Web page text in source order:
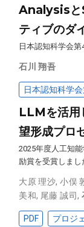
Analysisと
ティブのダ
日本認知科学会
石川 翔吾
日本認知科学
LLMを活用
望形成プロ
2025年度人工知
励賞を受賞しまし
大原 理沙,小俣
美和, 尾藤 誠司,
PDF プロジ